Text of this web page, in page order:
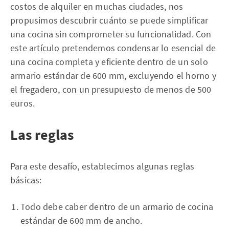
costos de alquiler en muchas ciudades, nos
propusimos descubrir cuánto se puede simplificar
una cocina sin comprometer su funcionalidad. Con
este artículo pretendemos condensar lo esencial de
una cocina completa y eficiente dentro de un solo
armario estándar de 600 mm, excluyendo el horno y
el fregadero, con un presupuesto de menos de 500
euros.
Las reglas
Para este desafío, establecimos algunas reglas
básicas:
Todo debe caber dentro de un armario de cocina
estándar de 600 mm de ancho.